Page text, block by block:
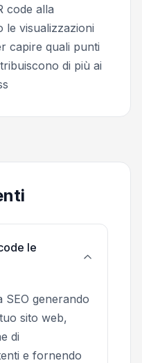
code alla
le visualizzazioni
capire quali punti
di più ai
le
SEO generando
sito web,
di
e fornendo